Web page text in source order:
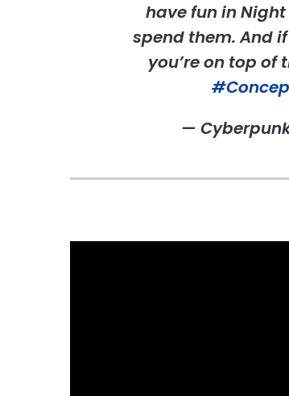
have fun in
spend them. And
you’re on top
—